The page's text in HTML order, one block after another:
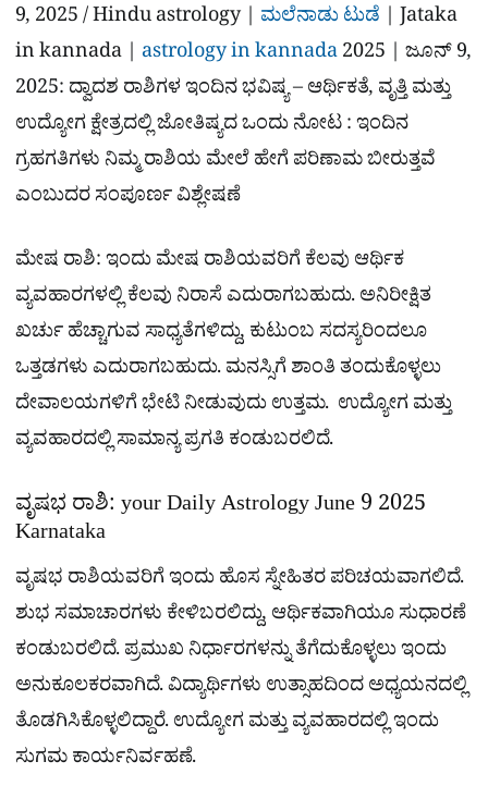
9, 2025/ Hindu astrology | ಮಲೆನಾಡು ಟುಡೆ | Jataka
in kannada | astrology in kannada2025 | ಜೂನ್ 9,
2025: ದ್ವಾದಶ ರಾಶಿಗಳ ಇಂದಿನ ಭವಿಷ್ಯ – ಆರ್ಥಿಕತೆ, ವೃತ್ತಿ ಮತ್ತು
ಉದ್ಯೋಗ ಕ್ಷೇತ್ರದಲ್ಲಿ ಜೋತಿಷ್ಯದ ಒಂದು ನೋಟ :ಇಂದಿನ
ಗ್ರಹಗತಿಗಳು ನಿಮ್ಮ ರಾಶಿಯ ಮೇಲೆ ಹೇಗೆ ಪರಿಣಾಮ ಬೀರುತ್ತವೆ
ಎಂಬುದರ ಸಂಪೂರ್ಣ ವಿಶ್ಲೇಷಣೆ
ಮೇಷ ರಾಶಿ:ಇಂದು ಮೇಷ ರಾಶಿಯವರಿಗೆ ಕೆಲವು ಆರ್ಥಿಕ
ವ್ಯವಹಾರಗಳಲ್ಲಿ ಕೆಲವು ನಿರಾಸೆ ಎದುರಾಗಬಹುದು. ಅನಿರೀಕ್ಷಿತ
ಖರ್ಚು ಹೆಚ್ಚಾಗುವ ಸಾಧ್ಯತೆಗಳಿದ್ದು, ಕುಟುಂಬ ಸದಸ್ಯರಿಂದಲೂ
ಒತ್ತಡಗಳು ಎದುರಾಗಬಹುದು. ಮನಸ್ಸಿಗೆ ಶಾಂತಿ ತಂದುಕೊಳ್ಳಲು
ದೇವಾಲಯಗಳಿಗೆ ಭೇಟಿ ನೀಡುವುದು ಉತ್ತಮ. ಉದ್ಯೋಗ ಮತ್ತು
ವ್ಯವಹಾರದಲ್ಲಿ ಸಾಮಾನ್ಯ ಪ್ರಗತಿ ಕಂಡುಬರಲಿದೆ.
ವೃಷಭ ರಾಶಿ: your Daily Astrology June 9 2025
Karnataka
ವೃಷಭ ರಾಶಿಯವರಿಗೆ ಇಂದು ಹೊಸ ಸ್ನೇಹಿತರ ಪರಿಚಯವಾಗಲಿದೆ.
ಶುಭ ಸಮಾಚಾರಗಳು ಕೇಳಿಬರಲಿದ್ದು, ಆರ್ಥಿಕವಾಗಿಯೂ ಸುಧಾರಣೆ
ಕಂಡುಬರಲಿದೆ. ಪ್ರಮುಖ ನಿರ್ಧಾರಗಳನ್ನು ತೆಗೆದುಕೊಳ್ಳಲು ಇಂದು
ಅನುಕೂಲಕರವಾಗಿದೆ. ವಿದ್ಯಾರ್ಥಿಗಳು ಉತ್ಸಾಹದಿಂದ ಅಧ್ಯಯನದಲ್ಲಿ
ತೊಡಗಿಸಿಕೊಳ್ಳಲಿದ್ದಾರೆ. ಉದ್ಯೋಗ ಮತ್ತು ವ್ಯವಹಾರದಲ್ಲಿ ಇಂದು
ಸುಗಮ ಕಾರ್ಯನಿರ್ವಹಣೆ.